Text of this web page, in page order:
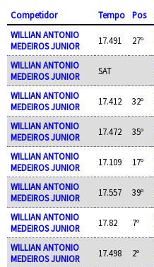
Competidor Tempo Pos
WILLIAN ANTONIO
MEDEIROS JUNIOR
17.491 27º
WILLIAN ANTONIO
MEDEIROS JUNIOR
SAT
WILLIAN ANTONIO
MEDEIROS JUNIOR
17.412 32º
WILLIAN ANTONIO
MEDEIROS JUNIOR
17.472 35º
WILLIAN ANTONIO
MEDEIROS JUNIOR
17.109 17º
WILLIAN ANTONIO
MEDEIROS JUNIOR
17.557 39º
WILLIAN ANTONIO
MEDEIROS JUNIOR
17.82 7º
WILLIAN ANTONIO
MEDEIROS JUNIOR
17.498 2º